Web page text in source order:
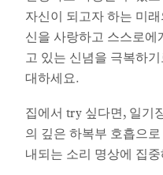
자신이 되고자 하는 미
신을 사랑하고 스스로에
고 있는 신념을 극복하
대하세요.
집에서 try 싶다면, 일기
의 깊은 하복부 호흡으
내되는 소리 명상에 집